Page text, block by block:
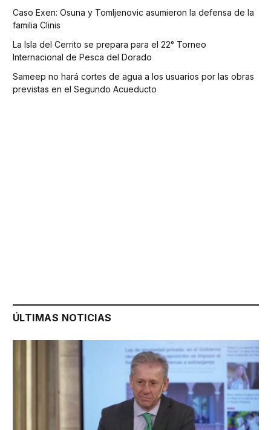
Caso Exen: Osuna y Tomljenovic asumieron la defensa de la
familia Clinis
La Isla del Cerrito se prepara para el 22° Torneo
Internacional de Pesca del Dorado
Sameep no hará cortes de agua a los usuarios por las obras
previstas en el Segundo Acueducto
ÚLTIMAS NOTICIAS